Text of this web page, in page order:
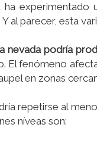
experimentado
al parecer, esta
nevada podría
El fenómeno
en zonas
repetirse al
níveas son: